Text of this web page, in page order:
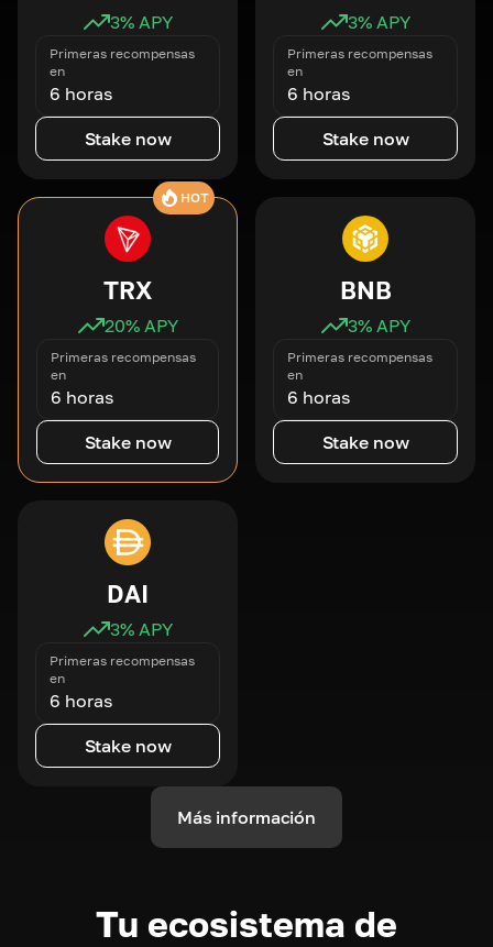
3% APY
Primeras recompensas
en
6 horas
Stake now
3% APY
Primeras recompensas
en
6 horas
Stake now
HOT
TRX
20% APY
Primeras recompensas
en
6 horas
Stake now
BNB
3% APY
Primeras recompensas
en
6 horas
Stake now
DAI
3% APY
Primeras recompensas
en
6 horas
Stake now
Más información
Tu ecosistema de